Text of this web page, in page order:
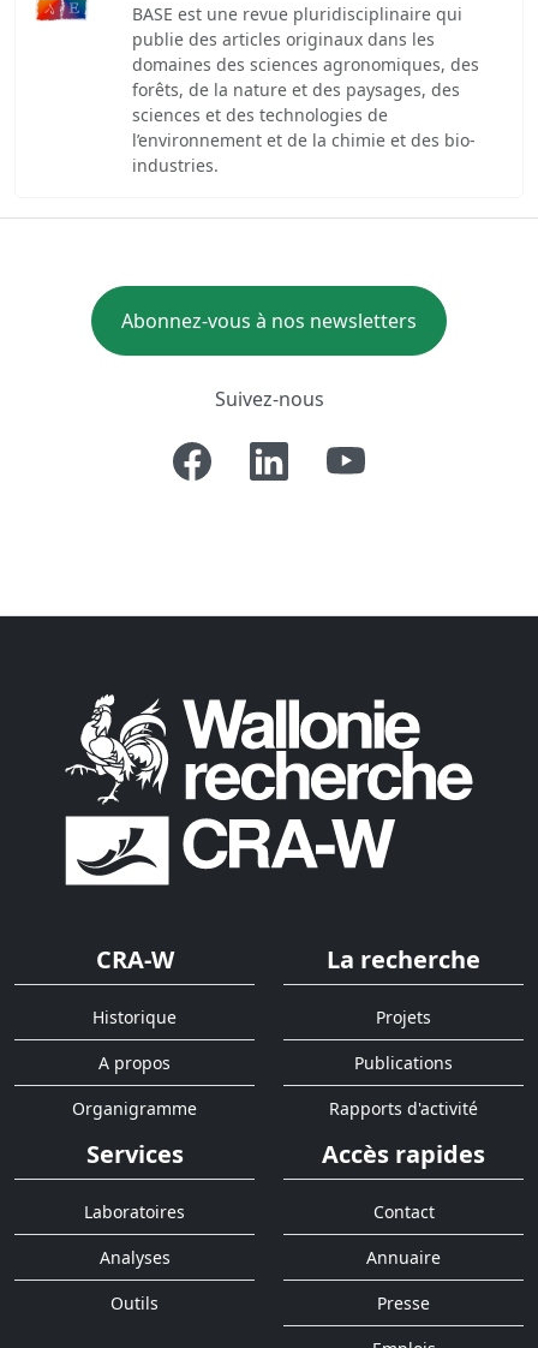
BASE est une revue pluridisciplinaire qui
publie des articles originaux dans les
domaines des sciences agronomiques, des
forêts, de la nature et des paysages, des
sciences et des technologies de
l’environnement et de la chimie et des bio-
industries.
Abonnez-vous à nos newsletters
Suivez-nous
CRA-W
Historique
A propos
Organigramme
La recherche
Projets
Publications
Rapports d'activité
Services
Laboratoires
Analyses
Outils
Accès rapides
Contact
Annuaire
Presse